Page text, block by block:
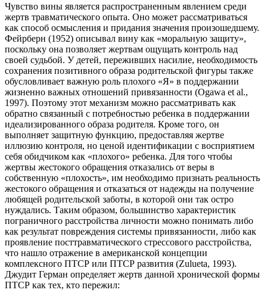
Чувство вины является распространенным явлением среди
жертв травматического опыта. Оно может рассматриваться
как способ осмысления и придания значения произошедшему.
Фейрберн (1952) описывал вину как «моральную защиту»,
поскольку она позволяет жертвам ощущать контроль над
своей судьбой. У детей, переживших насилие, необходимость
сохранения позитивного образа родительской фигуры также
обусловливает важную роль плохого «Я» в поддержании
жизненно важных отношений привязанности (Ogawa et al.,
1997). Поэтому этот механизм можно рассматривать как
обратно связанный с потребностью ребенка в поддержании
идеализированного образа родителя. Кроме того, он
выполняет защитную функцию, предоставляя жертве
иллюзию контроля, но ценой идентификации с восприятием
себя обидчиком как «плохого» ребенка. Для того чтобы
жертвы жестокого обращения отказались от веры в
собственную «плохость», им необходимо признать реальность
жестокого обращения и отказаться от надежды на получение
любящей родительской заботы, в которой они так остро
нуждались. Таким образом, большинство характеристик
пограничного расстройства личности можно понимать либо
как результат повреждения системы привязанности, либо как
проявление посттравматического стрессового расстройства,
что нашло отражение в американской концепции
комплексного ПТСР или ПТСР развития (Zulueta, 1993).
Джудит Герман определяет жертв данной хронической формы
ПТСР как тех, кто пережил: